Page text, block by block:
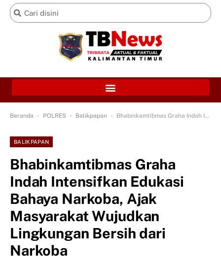
Beranda - POLRES - Balikpapan - Bhabinkamtibmas Graha Indah Intensifkan Edukasi Bahaya Narkoba, Ajak Masyarakat Wujudkan Lingkungan Bersih dari Narkoba
BALIKPAPAN
Bhabinkamtibmas Graha
Indah Intensifkan Edukasi
Bahaya Narkoba, Ajak
Masyarakat Wujudkan
Lingkungan Bersih dari
Narkoba